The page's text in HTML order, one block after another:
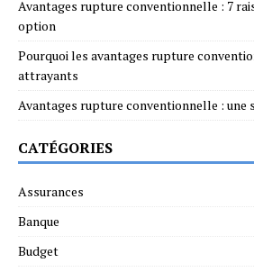
Avantages rupture conventionnelle : 7
option
Pourquoi les avantages rupture
attrayants
Avantages rupture conventionnelle : une
CATÉGORIES
Assurances
Banque
Budget